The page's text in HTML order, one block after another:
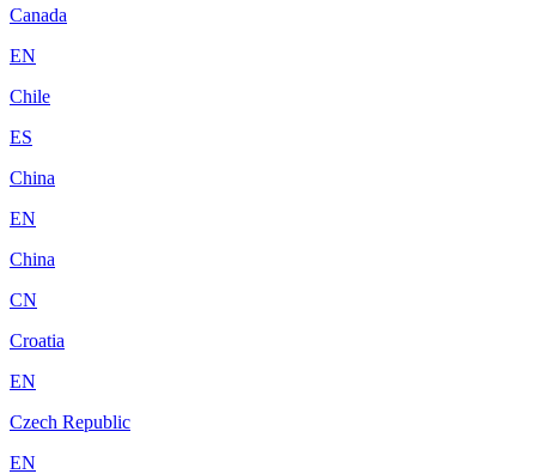
Canada
EN
Chile
ES
China
EN
China
CN
Croatia
EN
Czech Republic
EN